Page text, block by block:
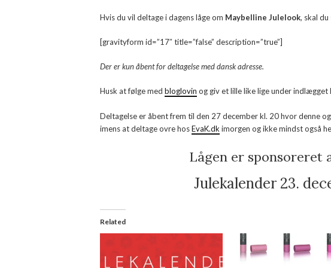
Hvis du vil deltage i dagens låge om Maybelline Julelook, skal
[gravityform id=”17″ title=”false” description=”true”]
Der er kun åbent for deltagelse med dansk adresse.
Husk at følge med bloglovin og giv et lille like lige under indlægget
Deltagelse er åbent frem til den 27 december kl. 20 hvor denne
imens at deltage ovre hosEvaK.dkimorgen og ikke mindst også
Lågen er sponsoreret
Julekalender 23.
Related